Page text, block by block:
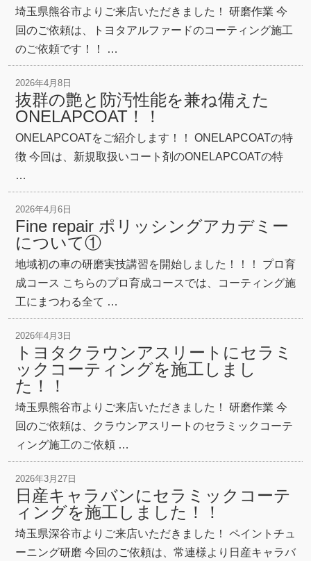
埼玉県熊谷市よりご来店いただきました！ 研磨作業 今
回のご依頼は、トヨタアルファードのコーティング施工
のご依頼です！！ …
2026年4月8日
抜群の艶と防汚性能を兼ね備えた
ONELAPCOAT！！
ONELAPCOATをご紹介します！！ ONELAPCOATの特
徴 今回は、新規取扱いコート剤のONELAPCOATの特
…
2026年4月6日
Fine repair ポリッシングアカデミー
について①
地域初の車の研磨実技講習を開始しました！！！ プロ育
成コース こちらのプロ育成コースでは、コーティング施
工にまつわる全て …
2026年4月3日
トヨタクラウンアスリートにセラミ
ックコーティングを施工しまし
た！！
埼玉県熊谷市よりご来店いただきました！ 研磨作業 今
回のご依頼は、クラウンアスリートのセラミックコーテ
ィング施工のご依頼 …
2026年3月27日
日産キャラバンにセラミックコーテ
ィングを施工しました！！
埼玉県深谷市よりご来店いただきました！ ペイントチュ
ーニング研磨 今回のご依頼は、常連様より日産キャラバ